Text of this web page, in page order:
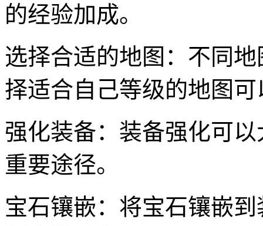
的经验加成。
选择合适的地图：不同
择适合自己等级的地图
强化装备：装备强化可
重要途径。
宝石镶嵌：将宝石镶嵌